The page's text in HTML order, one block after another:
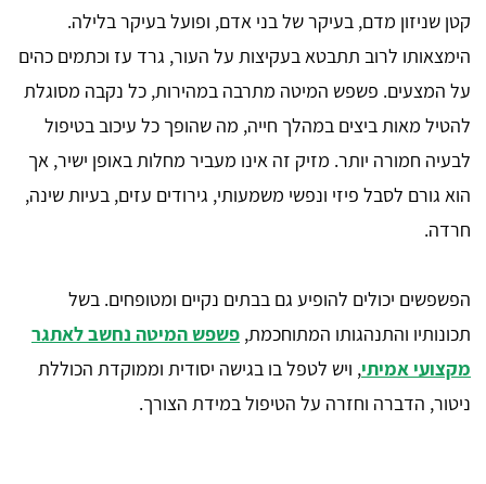
קטן שניזון מדם, בעיקר של בני אדם, ופועל בעיקר בלילה.
הימצאותו לרוב תתבטא בעקיצות על העור, גרד עז וכתמים כהים
על המצעים. פשפש המיטה מתרבה במהירות, כל נקבה מסוגלת
להטיל מאות ביצים במהלך חייה, מה שהופך כל עיכוב בטיפול
לבעיה חמורה יותר. מזיק זה אינו מעביר מחלות באופן ישיר, אך
הוא גורם לסבל פיזי ונפשי משמעותי, גירודים עזים, בעיות שינה,
חרדה.
הפשפשים יכולים להופיע גם בבתים נקיים ומטופחים. בשל
תכונותיו והתנהגותו המתוחכמת, פשפש המיטה נחשב לאתגר
מקצועי אמיתי, ויש לטפל בו בגישה יסודית וממוקדת הכוללת
ניטור, הדברה וחזרה על הטיפול במידת הצורך.